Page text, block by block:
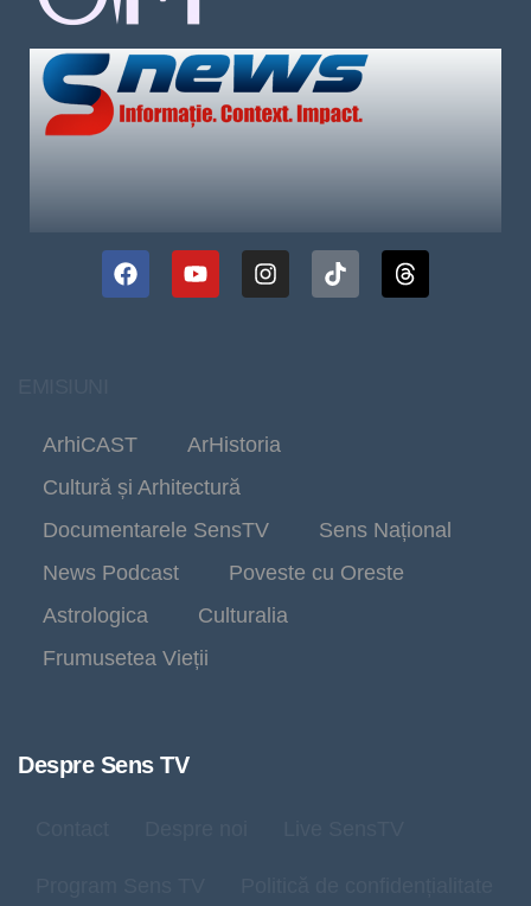
ArhiCAST
ArHistoria
Cultură și Arhitectură
Documentarele SensTV
Sens Național
News Podcast
Poveste cu Oreste
Astrologica
Culturalia
Frumusetea Vieții
Despre Sens TV